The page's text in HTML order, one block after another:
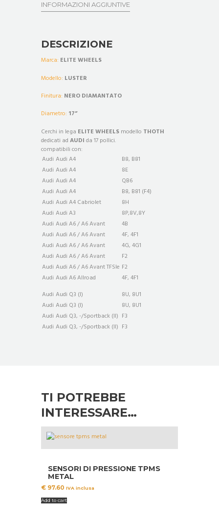
INFORMAZIONI AGGIUNTIVE
DESCRIZIONE
Marca: ELITE WHEELS
Modello: LUSTER
Finitura: NERO DIAMANTATO
Diametro: 17”
Cerchi in lega ELITE WHEELS modello THOTH
dedicati ad AUDI da 17 pollici.
compatibili con:
Audi Audi A4
B8, B81
Audi Audi A4
8E
Audi Audi A4
QB6
Audi Audi A4
B8, B81 (F4)
Audi Audi A4 Cabriolet
8H
Audi Audi A3
8P,8V,8Y
Audi Audi A6 / A6 Avant
4B
Audi Audi A6 / A6 Avant
4F, 4F1
Audi Audi A6 / A6 Avant
4G, 4G1
Audi Audi A6 / A6 Avant
F2
Audi Audi A6 / A6 Avant TFSIe F2
Audi Audi A6 Allroad
4F, 4F1
Audi Audi Q3 (I)
8U, 8U1
Audi Audi Q3 (I)
8U, 8U1
Audi Audi Q3, -/Sportback (II) F3
Audi Audi Q3, -/Sportback (II) F3
TI POTREBBE
INTERESSARE…
SENSORI DI PRESSIONE TPMS
METAL
€ 97.60 IVA inclusa
Add to cart